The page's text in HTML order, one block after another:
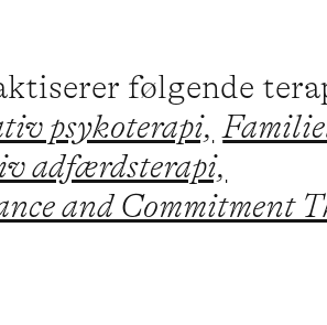
følgende
psykoterapi,
adfærdsterapi,
and Commitment